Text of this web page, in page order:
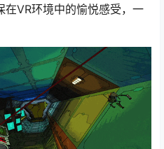
VR环境中的愉悦感受，一